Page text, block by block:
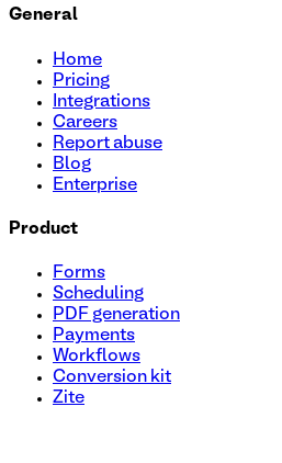
General
Home
Pricing
Integrations
Careers
Report abuse
Blog
Enterprise
Product
Forms
Scheduling
PDF generation
Payments
Workflows
Conversion kit
Zite